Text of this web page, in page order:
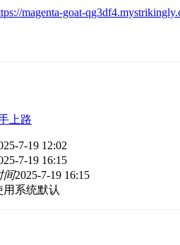
magenta-goat-
上路
7-19 12:02
7-19 16:15
间2025-7-19 16:15
用系统默认